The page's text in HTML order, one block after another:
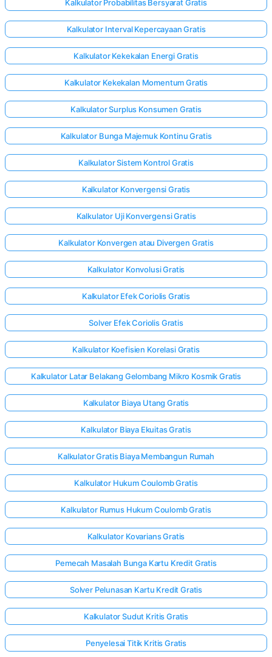
Kalkulator Probabilitas Bersyarat Gratis
Kalkulator Interval Kepercayaan Gratis
Kalkulator Kekekalan Energi Gratis
Kalkulator Kekekalan Momentum Gratis
Kalkulator Surplus Konsumen Gratis
Kalkulator Bunga Majemuk Kontinu Gratis
Kalkulator Sistem Kontrol Gratis
Kalkulator Konvergensi Gratis
Kalkulator Uji Konvergensi Gratis
Kalkulator Konvergen atau Divergen Gratis
Kalkulator Konvolusi Gratis
Kalkulator Efek Coriolis Gratis
Solver Efek Coriolis Gratis
Kalkulator Koefisien Korelasi Gratis
Kalkulator Latar Belakang Gelombang Mikro Kosmik Gratis
Kalkulator Biaya Utang Gratis
Kalkulator Biaya Ekuitas Gratis
Kalkulator Gratis Biaya Membangun Rumah
Kalkulator Hukum Coulomb Gratis
Kalkulator Rumus Hukum Coulomb Gratis
Kalkulator Kovarians Gratis
Pemecah Masalah Bunga Kartu Kredit Gratis
Solver Pelunasan Kartu Kredit Gratis
Kalkulator Sudut Kritis Gratis
Penyelesai Titik Kritis Gratis